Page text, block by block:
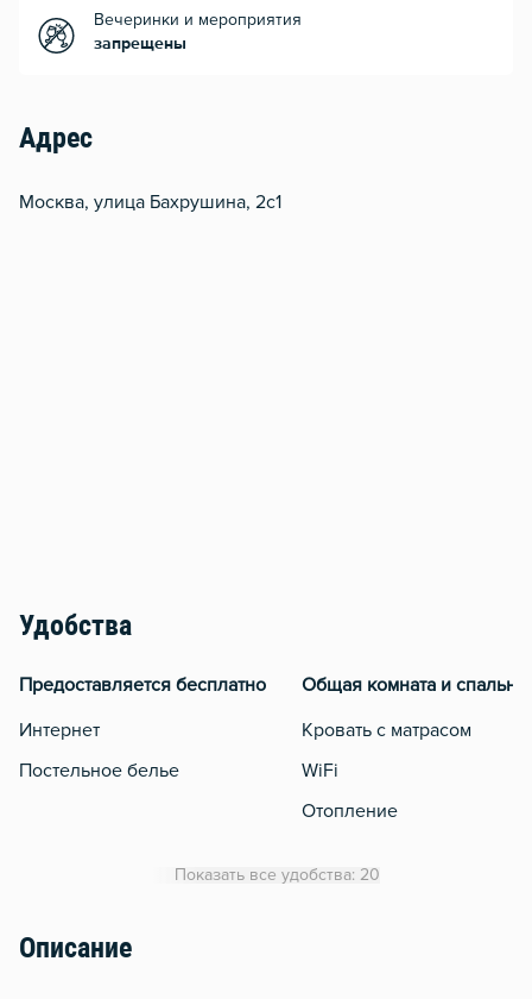
Вечеринки и мероприятия
запрещены
Адрес
Москва, улица Бахрушина, 2с1
Удобства
Предоставляется бесплатно
Интернет
Постельное белье
Общая комната и спальня
Кровать с матрасом
WiFi
Отопление
Показать все удобства: 20
Описание